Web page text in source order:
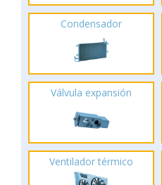
Condensador
Válvula expansión
Ventilador térmico